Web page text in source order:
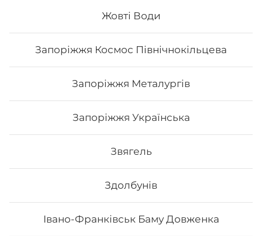
Жовті Води
Запоріжжя Космос Північнокільцева
Запоріжжя Металургів
Запоріжжя Українська
Звягель
Здолбунів
Івано-Франківськ Баму Довженка
Морайдо